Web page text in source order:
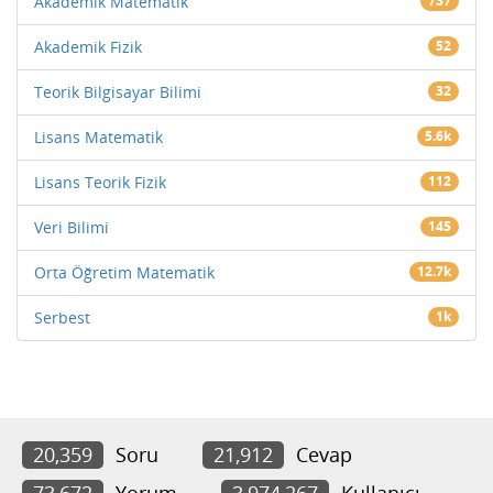
Akademik Fizik 52
Teorik Bilgisayar Bilimi 32
Lisans Matematik 5.6k
Lisans Teorik Fizik 112
Veri Bilimi 145
Orta Öğretim Matematik 12.7k
Serbest 1k
20,359 Soru 21,912
Cevap